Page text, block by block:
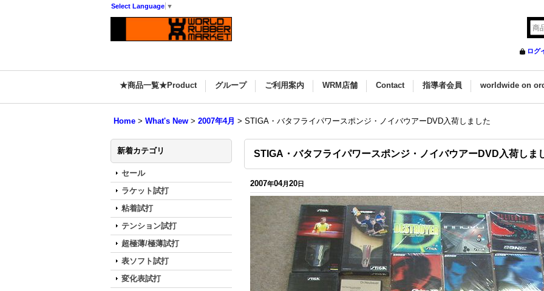
Select Language ▼
ログ
★商品一覧★Product グループ ご利用案内 WRM店舗 Contact 指導者会員 worldwide on
Home > What's New > 2007年4月 > STIGA・バタフライパワースポンジ・ノイバウアーDVD入荷しました
新着カテゴリ
セール
ラケット試打
粘着試打
テンション試打
超極薄/極薄試打
表ソフト試打
変化表試打
STIGA・バタフライパワースポンジ・ノイバウアーDVD入荷しま
2007年04月20日